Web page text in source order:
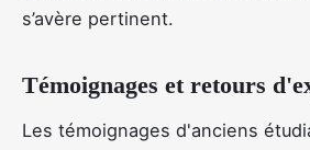
s’avère pertinent.
Témoignages et retours
Les témoignages d'anciens